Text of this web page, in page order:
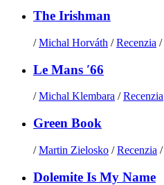
The Irishman
/Michal Horváth /Recenzia /
Le Mans ′66
/Michal Klembara /Recenzia
Green Book
/Martin Zielosko /Recenzia /
Dolemite Is My Name